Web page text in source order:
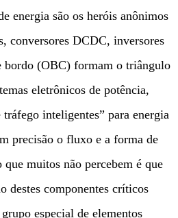
energia são os heróis anônimos
conversores DCDC, inversores
bordo (OBC) formam o triângulo
eletrônicos de potência,
inteligentes” para energia
precisão o fluxo e a forma de
muitos não percebem é que
destes componentes críticos
especial de elementos